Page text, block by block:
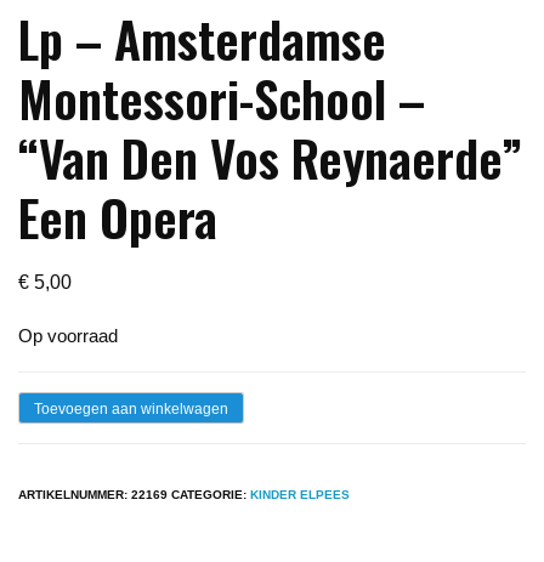
Lp – Amsterdamse
Montessori-School –
“Van Den Vos Reynaerde”
Een Opera
€ 5,00
Op voorraad
LpToevoegen aan winkelwagen
ARTIKELNUMMER: 22169 CATEGORIE: KINDER ELPEES